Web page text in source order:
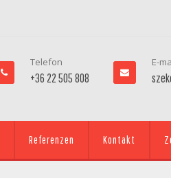
Telefon
+36 22 505 808
E-
Referenzen Kontakt